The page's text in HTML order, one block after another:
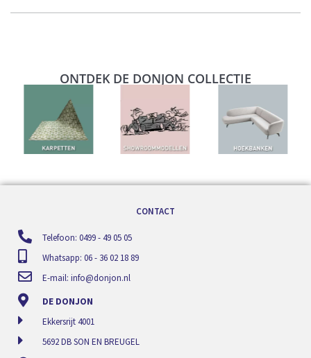
ONTDEK DE DONJON COLLECTIE
CONTACT
Telefoon: 0499 - 49 05 05
Whatsapp: 06 - 36 02 18 89
E-mail: info@donjon.nl
DE DONJON
Ekkersrijt 4001
5692 DB SON EN BREUGEL